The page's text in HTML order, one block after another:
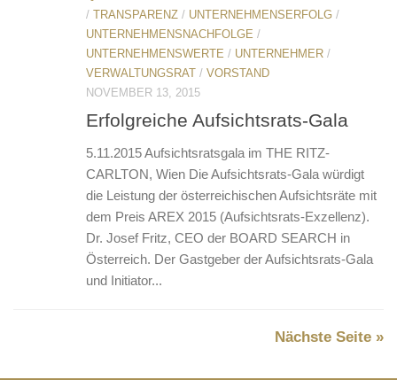
/ TRANSPARENZ / UNTERNEHMENSERFOLG /
UNTERNEHMENSNACHFOLGE /
UNTERNEHMENSWERTE / UNTERNEHMER /
VERWALTUNGSRAT / VORSTAND
NOVEMBER 13, 2015
Erfolgreiche Aufsichtsrats-Gala
5.11.2015 Aufsichtsratsgala im THE RITZ-
CARLTON, Wien Die Aufsichtsrats-Gala würdigt
die Leistung der österreichischen Aufsichtsräte mit
dem Preis AREX 2015 (Aufsichtsrats-Exzellenz).
Dr. Josef Fritz, CEO der BOARD SEARCH in
Österreich. Der Gastgeber der Aufsichtsrats-Gala
und Initiator...
Nächste Seite »